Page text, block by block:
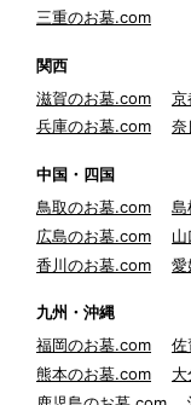
三重のお墓.com
関西
滋賀のお墓.com
京
兵庫のお墓.com
奈
中国・四国
鳥取のお墓.com
島
広島のお墓.com
香川のお墓.com
愛
九州・沖縄
福岡のお墓.com
佐
熊本のお墓.com